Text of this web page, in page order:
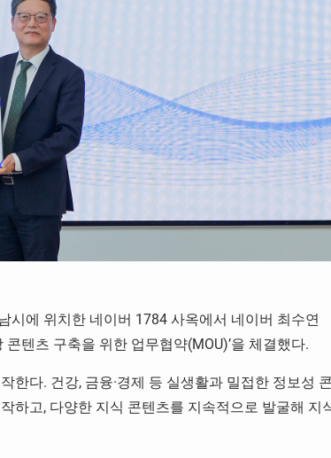
시에 위치한 네이버 1784 사옥에서 네이버 최수연
텐츠 구축을 위한 업무협약(MOU)’을 체결했다.
한다. 건강, 금융·경제 등 실생활과 밀접한 정보성
하고, 다양한 지식 콘텐츠를 지속적으로 발굴해 지